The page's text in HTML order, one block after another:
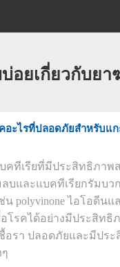
อยเกี่ยวกับยา
อะไรที่ปลอดภัยสำหรับแก
บคทีเรียที่มีประสิทธิภา
บและแบคทีเรียกรัมบว
น polyvinone ไอโอดีนแ
โรคได้อย่างมีประสิทธิ
อรา ปลอดภัยและมีปร